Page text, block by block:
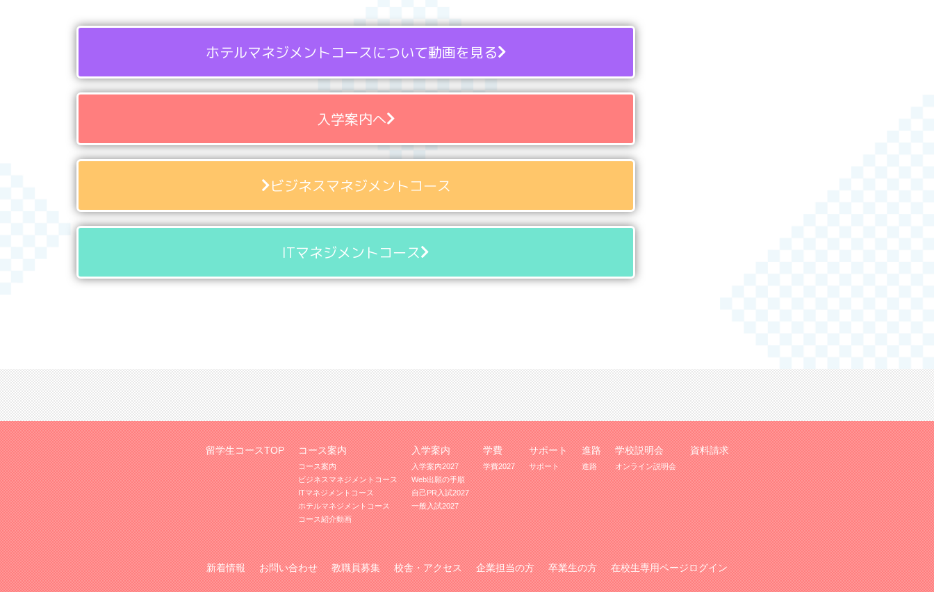
ホテルマネジメントコースについて動画を見る
入学案内へ
ビジネスマネジメントコース
ITマネジメントコース
留学生コースTOP コース案内
コース案内
ビジネスマネジメントコース
ITマネジメントコース
ホテルマネジメントコース
コース紹介動画
入学案内
入学案内2027
Web出願の手順
自己PR入試2027
一般入試2027
学費
学費2027
サポート
サポート
進路
進路
学校説明会
オンライン説明会
資料請求
新着情報 お問い合わせ 教職員募集 校舎・アクセス 企業担当の方 卒業生の方 在校生専用ページログイン